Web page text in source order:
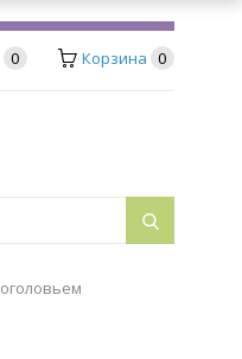
0 Корзина 0